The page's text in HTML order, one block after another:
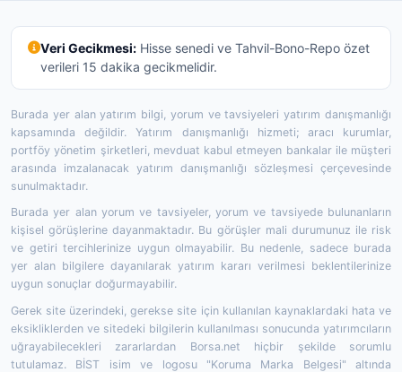
Veri Gecikmesi:Hisse senedi ve Tahvil-Bono-Repo özet
verileri 15 dakika gecikmelidir.
Burada yer alan yatırım bilgi, yorum ve tavsiyeleri yatırım danışmanlığı
kapsamında değildir. Yatırım danışmanlığı hizmeti; aracı kurumlar,
portföy yönetim şirketleri, mevduat kabul etmeyen bankalar ile müşteri
arasında imzalanacak yatırım danışmanlığı sözleşmesi çerçevesinde
sunulmaktadır.
Burada yer alan yorum ve tavsiyeler, yorum ve tavsiyede bulunanların
kişisel görüşlerine dayanmaktadır. Bu görüşler mali durumunuz ile risk
ve getiri tercihlerinize uygun olmayabilir. Bu nedenle, sadece burada
yer alan bilgilere dayanılarak yatırım kararı verilmesi beklentilerinize
uygun sonuçlar doğurmayabilir.
Gerek site üzerindeki, gerekse site için kullanılan kaynaklardaki hata ve
eksikliklerden ve sitedeki bilgilerin kullanılması sonucunda yatırımcıların
uğrayabilecekleri zararlardan Borsa.net hiçbir şekilde sorumlu
tutulamaz. BİST isim ve logosu "Koruma Marka Belgesi" altında